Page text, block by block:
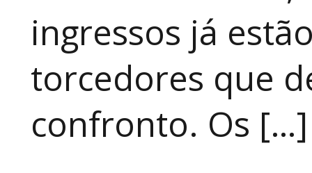
ingressos já
torcedores que
confronto. Os […]